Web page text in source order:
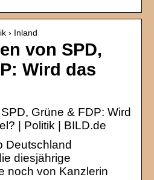
› Inland
von SPD,
Wird das
Grüne & FDP: Wird
| Politik | BILD.de
diesjährige
noch von Kanzlerin